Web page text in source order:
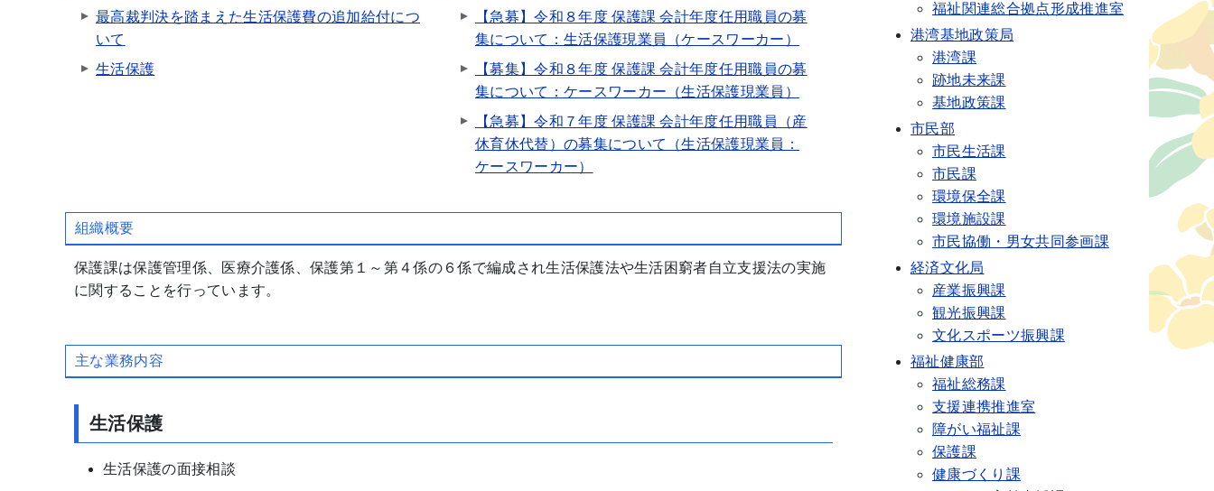
最高裁判決を踏まえた生活保護費の追加給付につ
いて
生活保護
【急募】令和８年度 保護課 会計年度任用職員の募
集について：生活保護現業員（ケースワーカー）
【募集】令和８年度 保護課 会計年度任用職員の募
集について：ケースワーカー（生活保護現業員）
【急募】令和７年度 保護課 会計年度任用職員（産
休育休代替）の募集について（生活保護現業員：
ケースワーカー）
組織概要
保護課は保護管理係、医療介護係、保護第１～第４係の６係で編成され生活保護法や生活困窮者自立支援法の実施
に関することを行っています。
主な業務内容
生活保護
生活保護の面接相談
福祉関連総合拠点形成推進室
港湾基地政策局
港湾課
跡地未来課
基地政策課
市民部
市民生活課
市民課
環境保全課
環境施設課
市民協働・男女共同参画課
経済文化局
産業振興課
観光振興課
文化スポーツ振興課
福祉健康部
福祉総務課
支援連携推進室
障がい福祉課
保護課
健康づくり課